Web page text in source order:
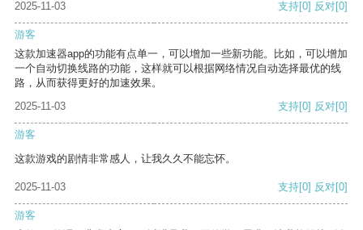
2025-11-03
支持[0] 反对[0]
游客
这款加速器app的功能有点单一，可以增加一些新功能。比如，可以增加
一个自动切换线路的功能，这样就可以根据网络情况自动选择最优的线
路，从而获得更好的加速效果。
2025-11-03
支持[0] 反对[0]
游客
这款游戏的剧情非常感人，让我久久不能忘怀。
2025-11-03 支持[0] 反对[0]
游客